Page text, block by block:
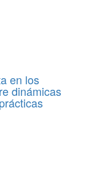
en los
dinámicas